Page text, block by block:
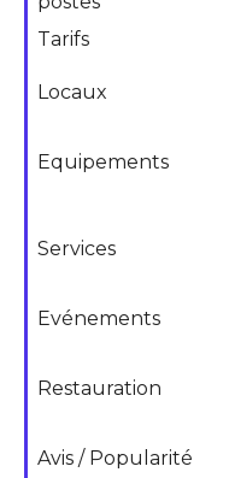
Tarifs
Locaux
Equipements
Services
Evénements
Restauration
Avis / Popularité